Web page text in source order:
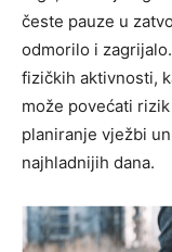
česte pauze u
odmorilo i
fizičkih aktivnosti,
može povećati
planiranje vježbi
najhladnijih dana.